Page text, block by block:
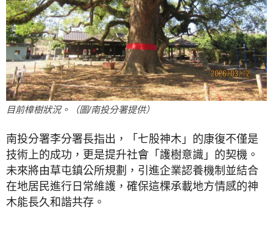
目前樟樹狀況。（圖/南投分署提供）
南投分署李分署長指出，「七股神木」的康復不僅是
技術上的成功，更是提升社會「護樹意識」的契機。
未來將由草屯鎮公所規劃，引進企業認養機制並結合
在地居民進行日常維護，確保這棵承載地方情感的神
木能長久和諧共存。